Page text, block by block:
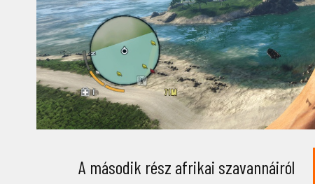
A második rész afrikai szavannáiról